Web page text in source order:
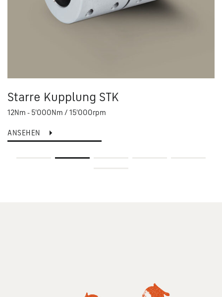
Starre Kupplung STK
12Nm - 5'000Nm / 15'000rpm
ANSEHEN